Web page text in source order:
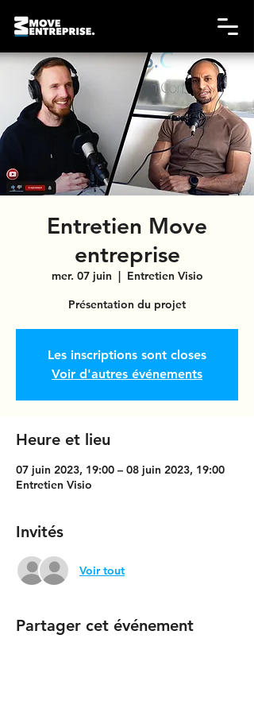
Entretien Move
entreprise
mer. 07 juin
  |
Entretien Visio
Présentation du projet
Les inscriptions sont closes
Voir d'autres événements
Heure et lieu
07 juin 2023, 19:00 – 08 juin 2023, 19:00
Entretien Visio
Invités
Voir tout
Partager cet événement